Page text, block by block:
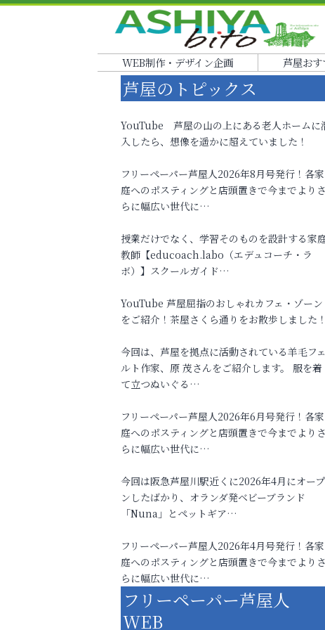
WEB制作・デザイン企画 芦屋お
芦屋のトピックス
YouTube 芦屋の山の上にある老人ホームに
入したら、想像を遥かに超えていました！
フリーペーパー芦屋人2026年8月号発行！各家
庭へのポスティングと店頭置きで今までよりさ
らに幅広い世代に…
授業だけでなく、学習そのものを設計する家
教師【educoach.labo（エデュコーチ・ラ
ボ）】スクールガイド…
YouTube 芦屋屈指のおしゃれカフェ・ゾーン
をご紹介！茶屋さくら通りをお散歩しました！
今回は、芦屋を拠点に活動されている羊毛フェ
ルト作家、原 茂さんをご紹介します。 服を着
て立つぬいぐる…
フリーペーパー芦屋人2026年6月号発行！各家
庭へのポスティングと店頭置きで今までよりさ
らに幅広い世代に…
今回は阪急芦屋川駅近くに2026年4月にオープ
ンしたばかり、オランダ発ベビーブランド
「Nuna」とペットギア…
フリーペーパー芦屋人2026年4月号発行！各家
庭へのポスティングと店頭置きで今までよりさ
らに幅広い世代に…
フリーペーパー芦屋人
WEB